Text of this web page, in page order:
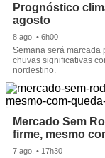
Prognóstico
agosto
8 ago. • 6h00
Semana será marcada
chuvas significativas
nordestino.
Mercado Sem
firme, mesmo
7 ago. • 17h30